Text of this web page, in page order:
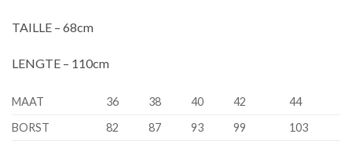
TAILLE – 68cm
LENGTE – 110cm
MAAT 36 38 40 42
44
BORST
82 87 93 99
103